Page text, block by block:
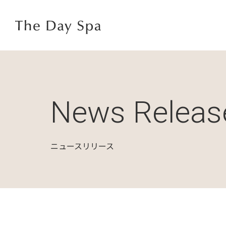
News
ニュースリリース